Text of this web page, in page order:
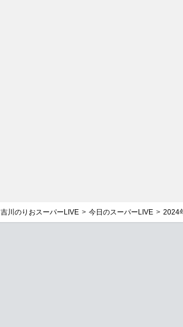
吉川のりおスーパーLIVE 今日のスーパーLIVE 2024